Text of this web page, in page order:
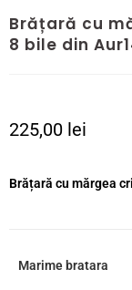
Brățară cu
8 bile din
225,00 lei
Brățară cu mărgea
Marime bratara